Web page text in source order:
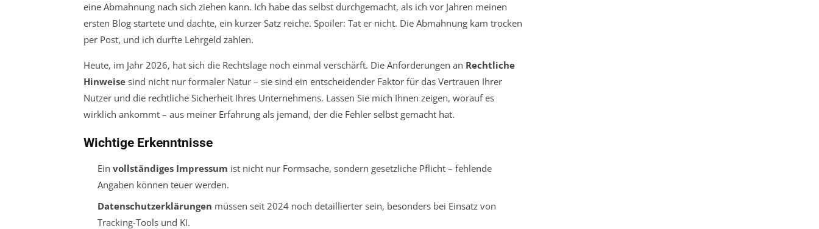
eine Abmahnung nach sich ziehen kann. Ich habe das selbst durchgemacht, als ich vor Jahren meinen
ersten Blog startete und dachte, ein kurzer Satz reiche. Spoiler: Tat er nicht. Die Abmahnung kam trocken
per Post, und ich durfte Lehrgeld zahlen.
Heute, im Jahr 2026, hat sich die Rechtslage noch einmal verschärft. Die Anforderungen an Rechtliche
Hinweise sind nicht nur formaler Natur – sie sind ein entscheidender Faktor für das Vertrauen Ihrer
Nutzer und die rechtliche Sicherheit Ihres Unternehmens. Lassen Sie mich Ihnen zeigen, worauf es
wirklich ankommt – aus meiner Erfahrung als jemand, der die Fehler selbst gemacht hat.
Wichtige Erkenntnisse
Ein vollständiges Impressum ist nicht nur Formsache, sondern gesetzliche Pflicht – fehlende
Angaben können teuer werden.
Datenschutzerklärungen müssen seit 2024 noch detaillierter sein, besonders bei Einsatz von
Tracking-Tools und KI.